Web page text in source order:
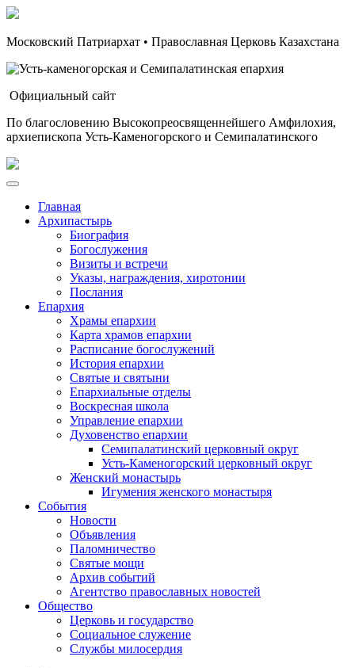
Московский Патриархат • Православная Церковь Казахстана
Официальный сайт
По благословению Высокопреосвященнейшего Амфилохия,
архиепископа Усть-Каменогорского и Семипалатинского
Главная
Архипастырь
Биография
Богослужения
Визиты и встречи
Указы, награждения, хиротонии
Послания
Епархия
Храмы епархии
Карта храмов епархии
Расписание богослужений
История епархии
Святые и святыни
Епархиальные отделы
Воскресная школа
Управление епархии
Духовенство епархии
Семипалатинский церковный округ
Усть-Каменогорский церковный округ
Женский монастырь
Игумения женского монастыря
События
Новости
Объявления
Паломничество
Святые мощи
Архив событий
Агентство православных новостей
Общество
Церковь и государство
Социальное служение
Службы милосердия